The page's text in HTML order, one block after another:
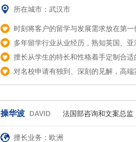
所在城市：武汉市
时刻将客户的留学与发展需求放在第
多年留学行业从业经历，熟知英国、
擅长从学生的特长和性格着手定制合适
对名校申请有独到、深刻的见解，高端
操华波 DAVID 法国部咨询和文案总监
擅长业务：欧洲